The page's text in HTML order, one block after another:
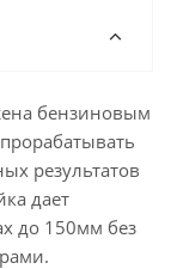
бензиновым
результатов
дает
до 150мм без